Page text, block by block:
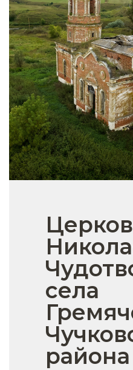
села
района